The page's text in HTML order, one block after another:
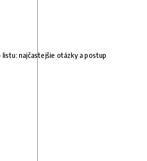
listu: najčastejšie otázky a postup